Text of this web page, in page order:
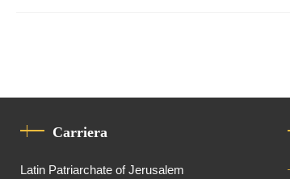
Carriera
Latin Patriarchate of Jerusalem